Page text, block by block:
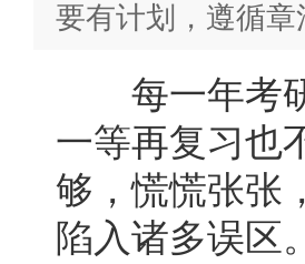
要有计划，遵循
每一年考研
一等再复习也
够，慌慌张张
陷入诸多误区